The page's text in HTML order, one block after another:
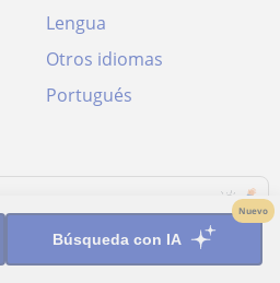
Búsqueda con IA
Nuevo
Lengua
Otros idiomas
Portugués
Anteiglesia de
Do